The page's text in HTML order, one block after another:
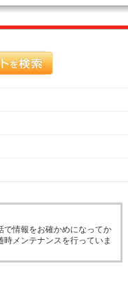
で情報をお確かめになってか
メンテナンスを行っていま